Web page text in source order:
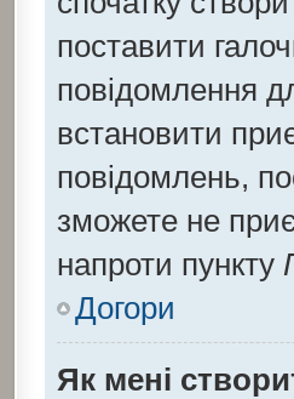
поставити
повідомлення
встановити
повідомлень,
зможете не
напроти пункту
Догори
Як мені